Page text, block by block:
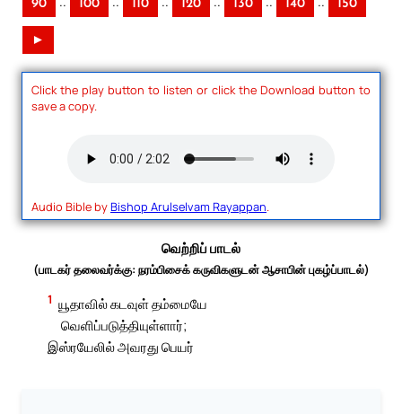
90 100 110 120 130 140 150
►
Click the play button to listen or click the Download button to
save a copy.
Audio Bible byBishop Arulselvam Rayappan.
வெற்றிப் பாடல்
(பாடகர் தலைவர்க்கு: நரம்பிசைக் கருவிகளுடன் ஆசாபின் புகழ்ப்பாடல்)
1 யூதாவில் கடவுள் தம்மையே
வெளிப்படுத்தியுள்ளார்;
இஸ்ரயேலில் அவரது பெயர்